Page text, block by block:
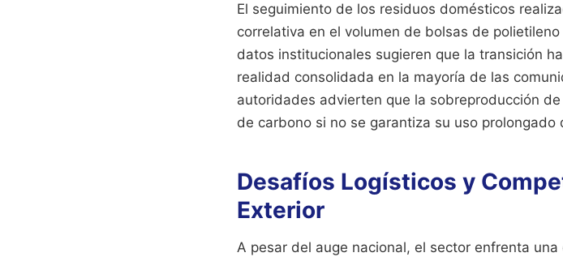
El seguimiento de los residuos domésticos
correlativa en el volumen de bolsas de
datos institucionales sugieren que la transición
realidad consolidada en la mayoría de las
autoridades advierten que la sobreproducción
de carbono si no se garantiza su uso
Desafíos Logísticos y
Exterior
A pesar del auge nacional, el sector enfrenta